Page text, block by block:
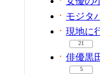
モジタ
現地に
21
俳優黒
5